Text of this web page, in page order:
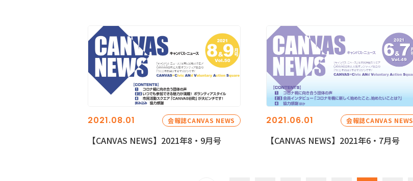
2021.08.01 会報誌CANVAS NEWS
【CANVAS NEWS】2021年8・9月号
2021.06.01 会報誌CANVAS NEWS
【CANVAS NEWS】2021年6・7月号